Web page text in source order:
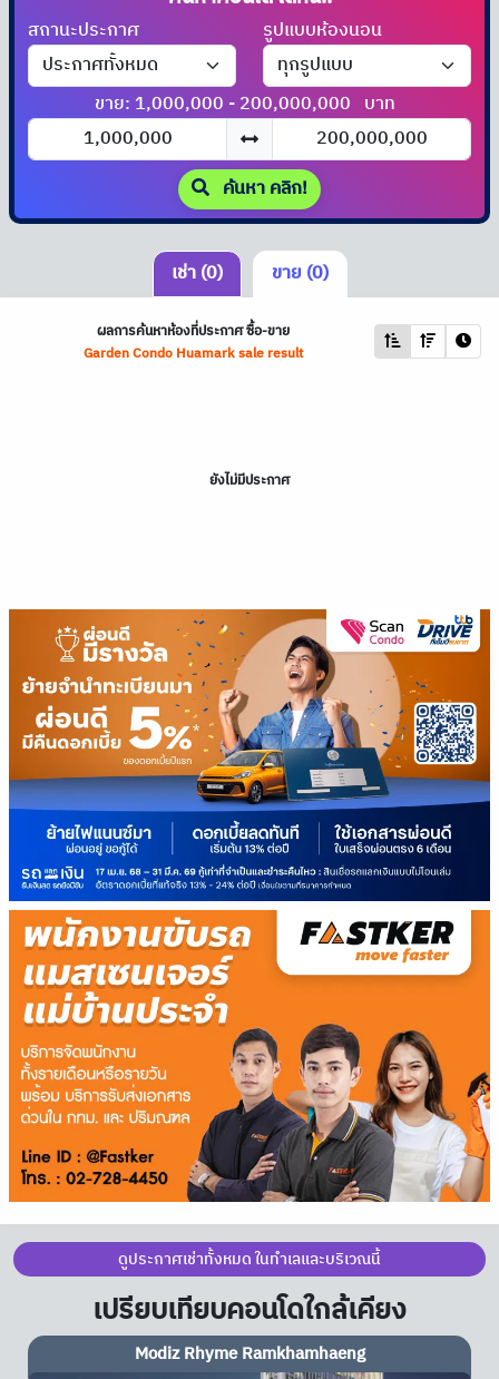
สถานะประกาศ รูปแบบห้องนอน
ขาย: 1,000,000 - 200,000,000 บาท
ค้นหา คลิก!
เช่า (0) ขาย (0)
ผลการค้นหาห้องที่ประกาศ ซื้อ-ขาย
Garden Condo Huamark sale result
ยังไม่มีประกาศ
ดูประกาศเช่าทั้งหมด ในทำเลและบริเวณนี้
เปรียบเทียบคอนโดใกล้เคียง
Modiz Rhyme Ramkhamhaeng